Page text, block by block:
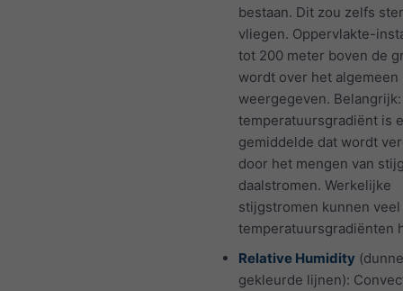
bestaan. Dit zou zelfs
vliegen. Oppervlakte-
tot 200 meter boven de
wordt over het algemeen
weergegeven.
temperatuursgradiënt is
gemiddelde dat wordt
door het mengen van
daalstromen. Werkelijke
stijgstromen kunnen
temperatuursgradiënten
Relative Humidity (dunne
gekleurde lijnen):